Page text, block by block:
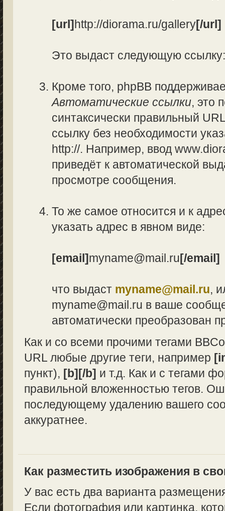
[url]http://diorama.ru/gallery[/url]
Это выдаст следующую
Кроме того, phpBB
Автоматические ссылки, это
синтаксически правильный
ссылку без необходимости
http://. Например, ввод
приведёт к автоматической
просмотре сообщения.
То же самое относится и к
указать адрес в явном виде:
[email]myname@mail.ru[/email]
что выдаст myname@mail.ru,
myname@mail.ru в ваше
автоматически преобразован
Как и со всеми прочими тегами
URL любые другие теги, например
пункт), [b][/b] и т.д. Как и с тегами
правильной вложенностью тегов.
последующему удалению вашего
аккуратнее.
Как разместить изображения в
У вас есть два варианта
Если фотография или картинка,